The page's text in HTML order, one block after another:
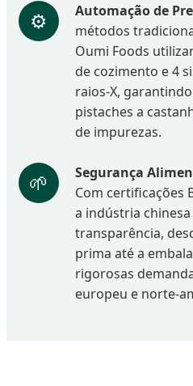
⚙️ Automação de
métodos
Oumi Foods
de cozimento e 4
raios-X,
pistaches a
de impurezas.
🌱
Segurança
Com certificações
a indústria
transparência,
prima até a
rigorosas
europeu e norte-